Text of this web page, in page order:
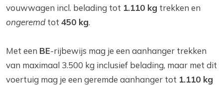
vouwwagen incl. belading tot 1.110 kg trekken en
ongeremd tot 450 kg.
Met een BE-rijbewijs mag je een aanhanger trekken
van maximaal 3.500 kg inclusief belading, maar met dit
voertuig mag je een geremde aanhanger tot 1.110 kg